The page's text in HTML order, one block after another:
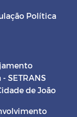
Política
SETRANS
de João